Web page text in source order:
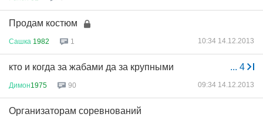
Продам костюм
Сашка 1982 1 10:34 14.12.2013
... 4
кто и когда за жабами да за крупными
Димон1975 90 09:34 14.12.2013
Организаторам соревнований